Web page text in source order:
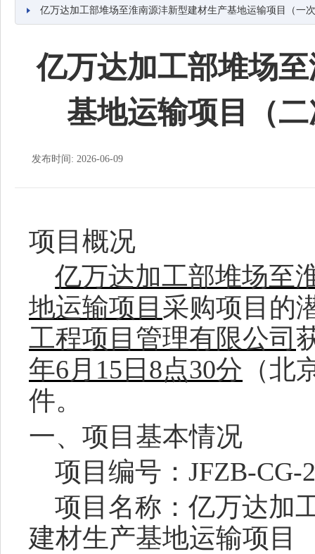
亿万达加工部堆场至淮南源沣新型建材生产基地运输项目（一
亿万达加工部堆场
基地运输项目（
发布时间: 2026-06-09
项目概况
亿万达加工部堆场至
地运输项目 采购项目的
工程项目管理有限公司
年6月15日8点30分 （北
件。
一、项目基本情况
项目编号：JFZB-CG-
项目名称：亿万达加
建材生产基地运输项目